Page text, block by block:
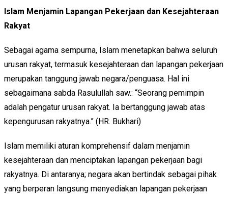
Islam Menjamin Lapangan Pekerjaan dan Kesejahteraan
Rakyat
Sebagai agama sempurna, Islam menetapkan bahwa seluruh
urusan rakyat, termasuk kesejahteraan dan lapangan pekerjaan
merupakan tanggung jawab negara/penguasa. Hal ini
sebagaimana sabda Rasulullah saw.: “Seorang pemimpin
adalah pengatur urusan rakyat. Ia bertanggung jawab atas
kepengurusan rakyatnya.” (HR. Bukhari)
Islam memiliki aturan komprehensif dalam menjamin
kesejahteraan dan menciptakan lapangan pekerjaan bagi
rakyatnya. Di antaranya; negara akan bertindak sebagai pihak
yang berperan langsung menyediakan lapangan pekerjaan